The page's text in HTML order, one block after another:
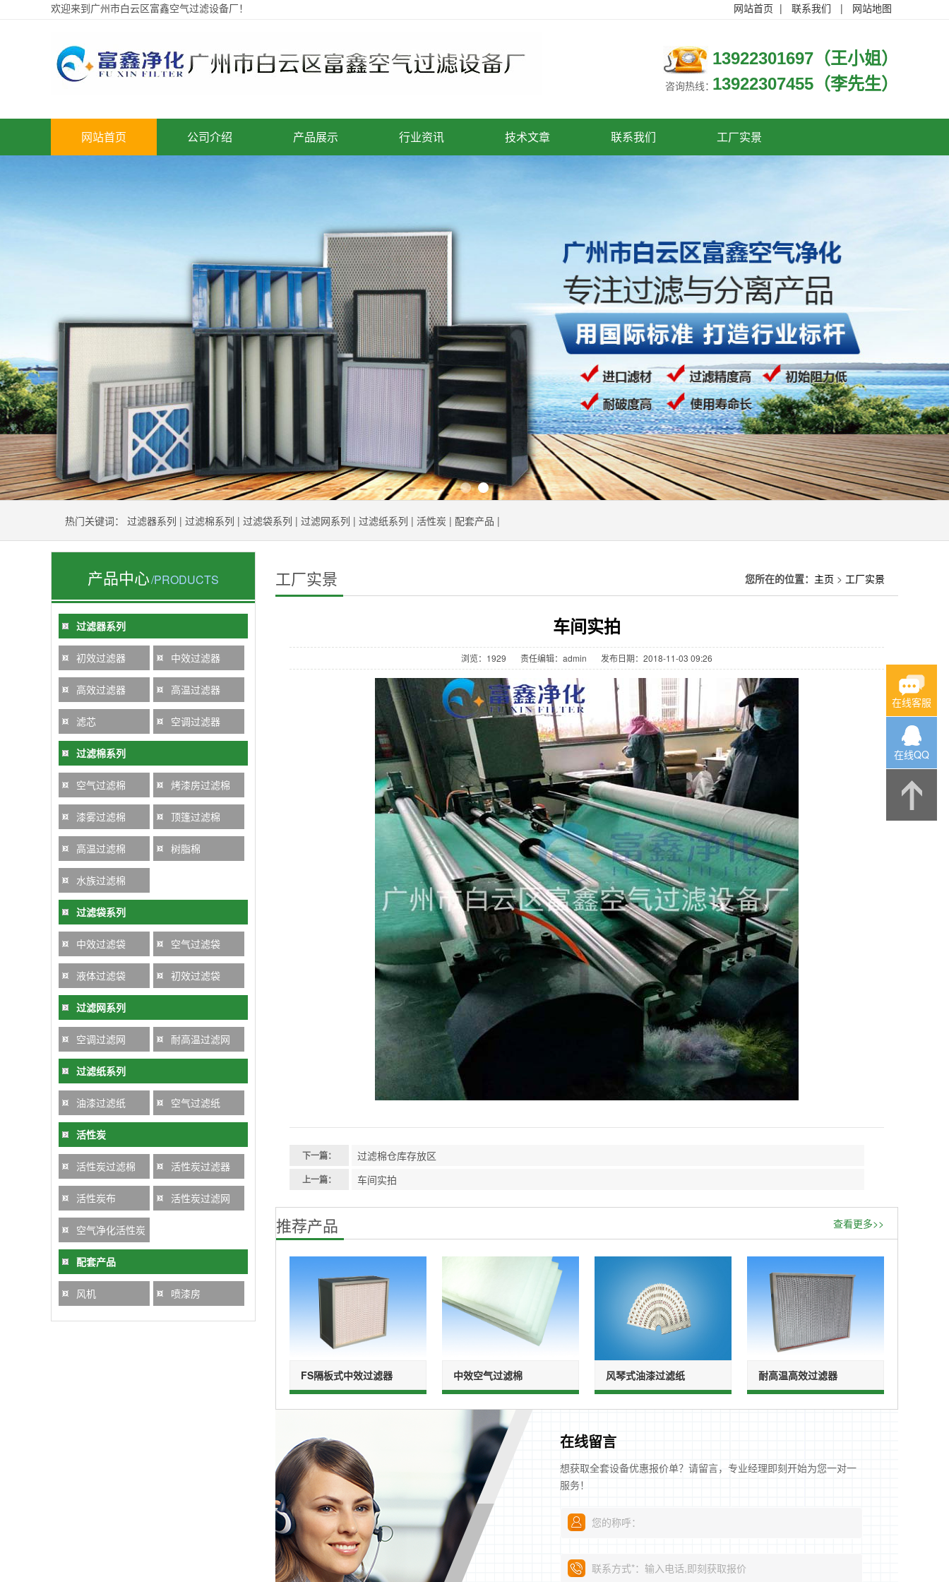
欢迎来到广州市白云区富鑫空气过滤设备厂！ 网站首页 | 联系我们 | 网站地图
咨询热线：
13922301697（王小姐）
13922307455（李先生）
网站首页 公司介绍 产品展示 行业资讯 技术文章 联系我们 工厂实景
热门关键词： 过滤器系列 | 过滤棉系列 | 过滤袋系列 | 过滤网系列 | 过滤纸系列 | 活性炭 | 配套产品 |
产品中心/PRODUCTS
过滤器系列
初效过滤器 中效过滤器
高效过滤器 高温过滤器
滤芯 空调过滤器
过滤棉系列
空气过滤棉 烤漆房过滤棉
漆雾过滤棉 顶篷过滤棉
高温过滤棉 树脂棉
水族过滤棉
过滤袋系列
中效过滤袋 空气过滤袋
液体过滤袋 初效过滤袋
过滤网系列
空调过滤网 耐高温过滤网
过滤纸系列
油漆过滤纸 空气过滤纸
活性炭
活性炭过滤棉 活性炭过滤器
活性炭布 活性炭过滤网
空气净化活性炭
配套产品
风机 喷漆房
工厂实景 您所在的位置： 主页 > 工厂实景
车间实拍
浏览： 1929 责任编辑：admin 发布日期：2018-11-03 09:26
下一篇： 过滤棉仓库存放区
上一篇： 车间实拍
查看更多>>
推荐产品
FS隔板式中效过滤器 中效空气过滤棉 风琴式油漆过滤纸 耐高温高效过滤器
在线留言
想获取全套设备优惠报价单？请留言，专业经理即刻开始为您一对一
服务！
您的称呼：
联系方式*：输入电话,即刻获取报价
在线客服
在线QQ